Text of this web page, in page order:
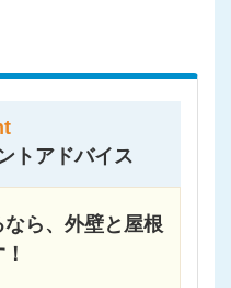
トアドバイス
なら、外壁と屋根